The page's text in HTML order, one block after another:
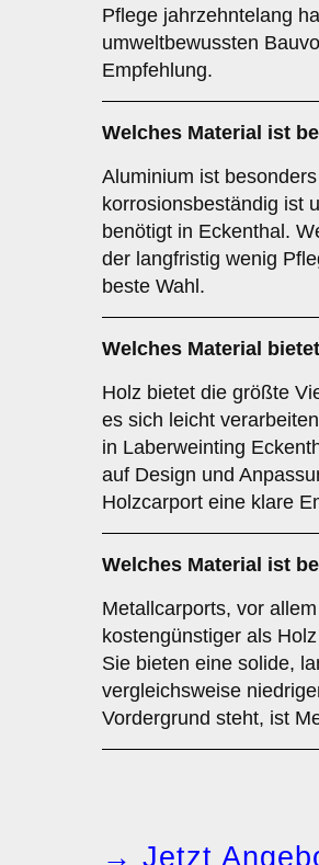
Pflege jahrzehntelang
umweltbewussten
Empfehlung.
Welches Material ist
Aluminium ist
korrosionsbeständig ist
benötigt in Eckenthal.
der langfristig wenig
beste Wahl.
Welches Material
Holz bietet die größte
es sich leicht
in Laberweinting
auf Design und
Holzcarport eine klare
Welches Material ist
Metallcarports, vor
kostengünstiger als
Sie bieten eine solide,
vergleichsweise
Vordergrund steht, ist
→ Jetzt